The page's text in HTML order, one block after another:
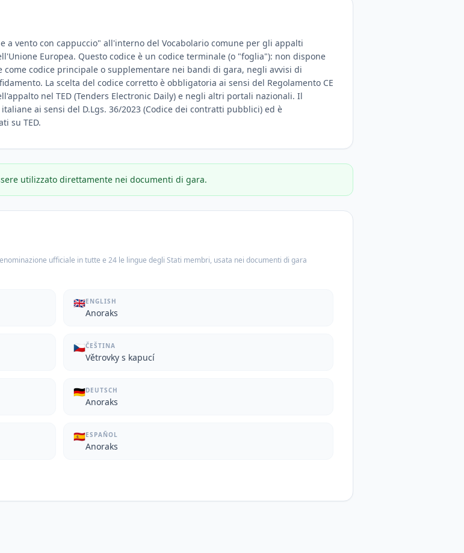
a vento con cappuccio" all'interno del Vocabolario comune per gli appalti
Europea. Questo codice è un codice terminale (o "foglia"): non dispone
codice principale o supplementare nei bandi di gara, negli avvisi di
La scelta del codice corretto è obbligatoria ai sensi del Regolamento CE
nel TED (Tenders Electronic Daily) e negli altri portali nazionali. Il
ai sensi del D.Lgs. 36/2023 (Codice dei contratti pubblici) ed è
su TED.
utilizzato direttamente nei documenti di gara.
ufficiale in tutte e 24 le lingue degli Stati membri, usata nei documenti di gara
🇬🇧ENGLISH
Anoraks
🇨🇿ČEŠTINA
Větrovky s kapucí
🇩🇪DEUTSCH
Anoraks
🇪🇸ESPAÑOL
Anoraks